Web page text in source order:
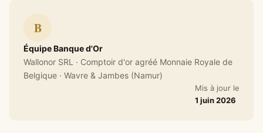
B
Équipe Banque d'Or
Wallonor SRL · Comptoir d'or agréé Monnaie Royale de
Belgique · Wavre & Jambes (Namur)
Mis à jour le
1 juin 2026